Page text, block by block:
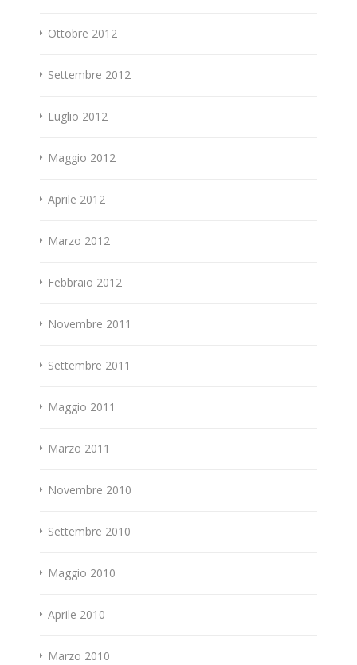
Ottobre 2012
Settembre 2012
Luglio 2012
Maggio 2012
Aprile 2012
Marzo 2012
Febbraio 2012
Novembre 2011
Settembre 2011
Maggio 2011
Marzo 2011
Novembre 2010
Settembre 2010
Maggio 2010
Aprile 2010
Marzo 2010